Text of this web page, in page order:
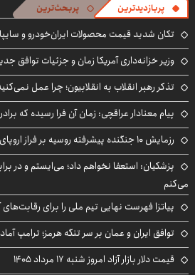
پربازدیدترین پربحث‌ترین
تکان شدید قیمت محصولات ایران‌خودرو و سایپا امروز
وزیر خزانه‌داری آمریکا زمان و جزئیات توافق
تذکر رهبر انقلاب به انقلابیون؛ چرا عمل
پیام معنادار عراقچی: زمان آن فرا رسیده که
رزمایش ۱۰ جنگنده پیشرفته روسیه بر فراز اروپای مرکزی با مهمات واقعی
پزشکیان: استعفا نخواهم داد؛ می‌ایستم و در
می‌کنم
پیاتزا فهرست نهایی تیم ملی را برای رقابت‌های
توافق ایران و عمان بر سر تنگه هرمز؛ ترامپ
قیمت دلار بازار آزاد امروز شنبه ۱۷ مرداد ۱۴۰۵